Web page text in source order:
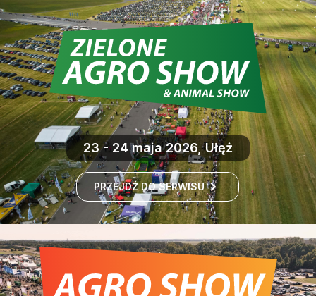
23 - 24 maja 2026, Ułęż
PRZEJDŹ DO SERWISU